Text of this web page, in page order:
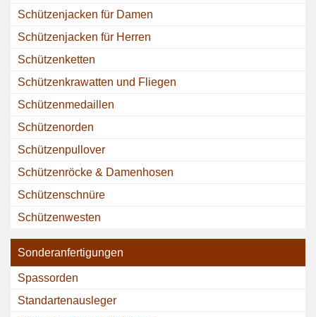
Schützenjacken für Damen
Schützenjacken für Herren
Schützenketten
Schützenkrawatten und Fliegen
Schützenmedaillen
Schützenorden
Schützenpullover
Schützenröcke & Damenhosen
Schützenschnüre
Schützenwesten
Sonderanfertigungen
Spassorden
Standartenausleger